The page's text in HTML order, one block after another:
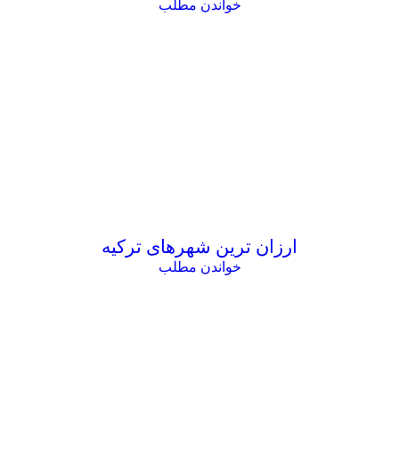
خواندن مطلب
ارزان ترین شهرهای ترکیه
خواندن مطلب